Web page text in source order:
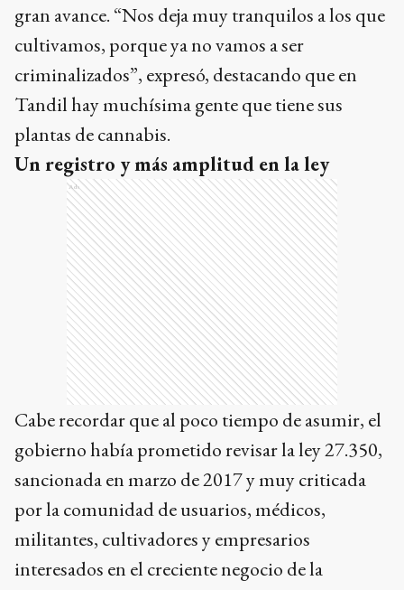
gran avance. “Nos deja muy tranquilos a los que
cultivamos, porque ya no vamos a ser
criminalizados”, expresó, destacando que en
Tandil hay muchísima gente que tiene sus
plantas de cannabis.
Un registro y más amplitud en la ley
Ads
Cabe recordar que al poco tiempo de asumir, el
gobierno había prometido revisar la ley 27.350,
sancionada en marzo de 2017 y muy criticada
por la comunidad de usuarios, médicos,
militantes, cultivadores y empresarios
interesados en el creciente negocio de la